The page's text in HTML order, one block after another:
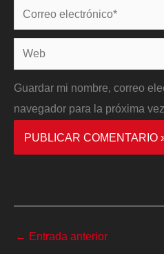
Correo
electrónico*
Web
Guardar mi nombre, correo
navegador para la próxima
← Entrada anterior